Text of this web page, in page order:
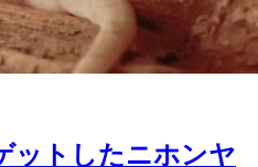
ットしたニホンヤ